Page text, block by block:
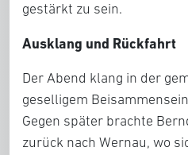
gestärkt zu sein.
Ausklang und Rückfahrt
Der Abend klang in der
geselligem
Gegen später brachte
zurück nach Wernau, wo